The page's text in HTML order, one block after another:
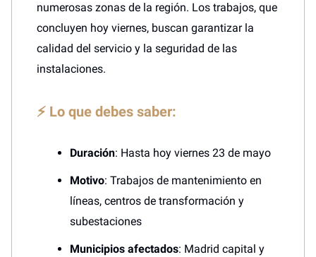
numerosas zonas de la región. Los trabajos, que
concluyen hoy viernes, buscan garantizar la
calidad del servicio y la seguridad de las
instalaciones.
⚡ Lo que debes saber:
Duración: Hasta hoy viernes 23 de mayo
Motivo: Trabajos de mantenimiento en
líneas, centros de transformación y
subestaciones
Municipios afectados: Madrid capital y